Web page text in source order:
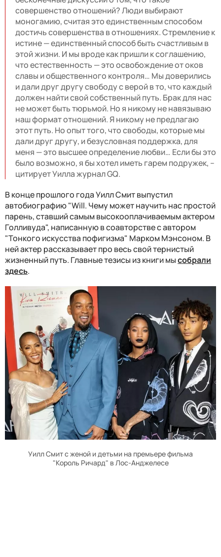
совершенство отношений? Люди выбирают
моногамию, считая это единственным способом
достичь совершенства в отношениях. Стремление к
истине — единственный способ быть счастливым в
этой жизни. И мы вроде как пришли к соглашению,
что естественность — это освобождение от оков
славы и общественного контроля… Мы доверились
и дали друг другу свободу с верой в то, что каждый
должен найти свой собственный путь. Брак для нас
не может быть тюрьмой. Но я никому не навязываю
наш формат отношений. Я никому не предлагаю
этот путь. Но опыт того, что свободы, которые мы
дали друг другу, и безусловная поддержка, для
меня — это высшее определение любви… Если бы это
было возможно, я бы хотел иметь гарем подружек, –
цитирует Уилла журнал GQ.
В конце прошлого года Уилл Смит выпустил
автобиографию "Will. Чему может научить нас простой
парень, ставший самым высокооплачиваемым актером
Голливуда", написанную в соавторстве с автором
"Тонкого искусства пофигизма" Марком Мэнсоном. В
ней актер рассказывает про весь свой тернистый
жизненный путь. Главные тезисы из книги мысобрали
здесь.
Уилл Смит с женой и детьми на премьере фильма
"Король Ричард" в Лос-Анджелесе